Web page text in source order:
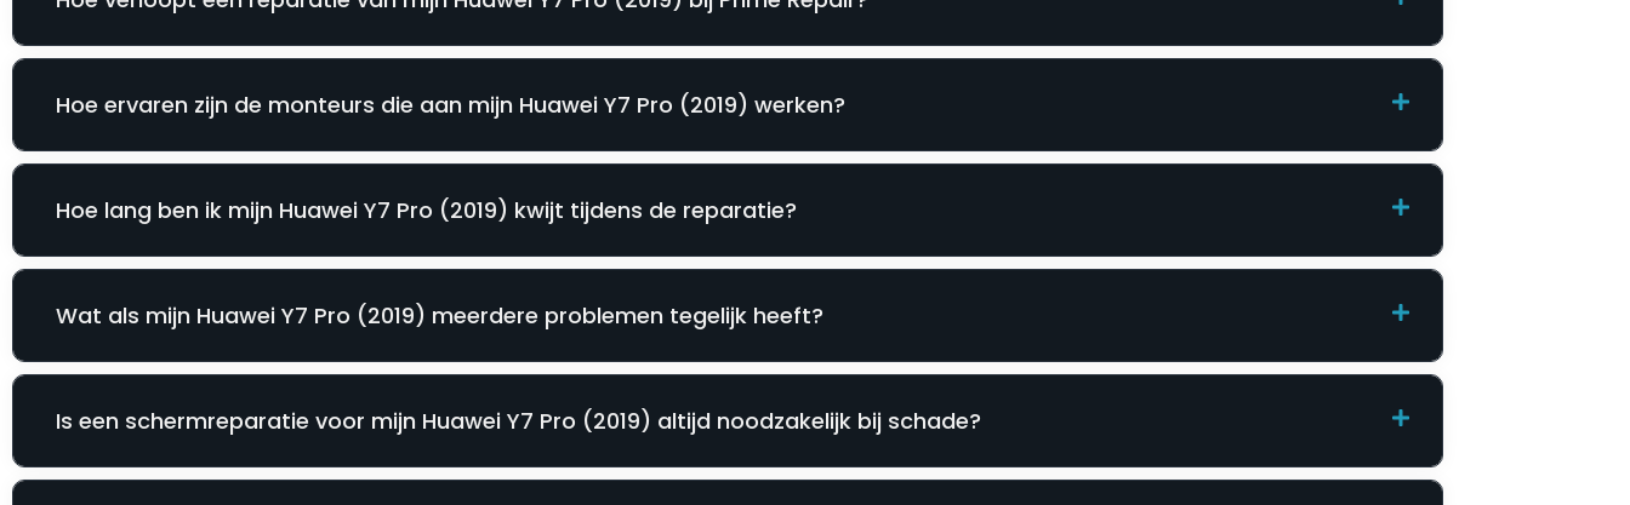
Hoe ervaren zijn de monteurs die aan mijn Huawei Y7 Pro (2019) werken?
Hoe lang ben ik mijn Huawei Y7 Pro (2019) kwijt tijdens de reparatie?
Wat als mijn Huawei Y7 Pro (2019) meerdere problemen tegelijk heeft?
Is een schermreparatie voor mijn Huawei Y7 Pro (2019) altijd noodzakelijk bij schade?